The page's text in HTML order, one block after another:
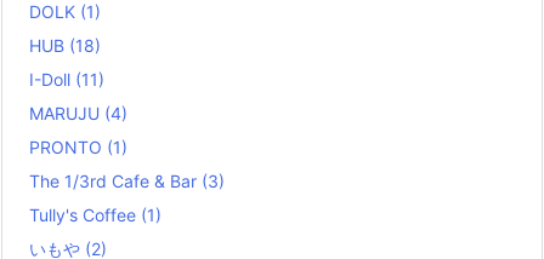
DOLK (1)
HUB (18)
I-Doll (11)
MARUJU (4)
PRONTO (1)
The 1/3rd Cafe & Bar (3)
Tully's Coffee (1)
いもや (2)